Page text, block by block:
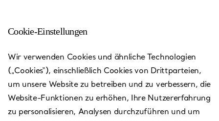
Taipei - SOGO Fuxing Store
Heute bis 21:30 geöffnet
VEREINBAREN SIE EINEN TERMIN
Cookie-Einstellungen
Wir verwenden Cookies und ähnliche Technologien
(„Cookies“), einschließlich Cookies von Drittparteien,
um unsere Website zu betreiben und zu verbessern, die
Website-Funktionen zu erhöhen, Ihre Nutzererfahrung
zu personalisieren, Analysen durchzuführen und um